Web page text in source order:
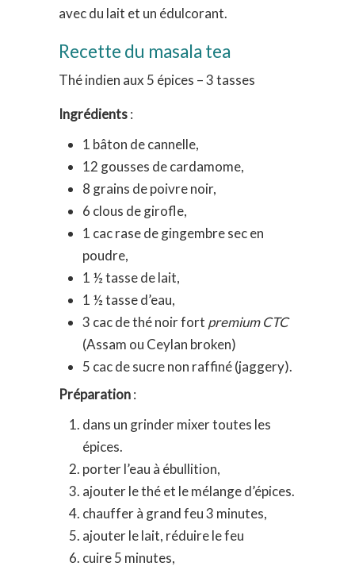
avec du lait et un édulcorant.
Recette du masala tea
Thé indien aux 5 épices – 3 tasses
Ingrédients:
1 bâton de cannelle,
12 gousses de cardamome,
8 grains de poivre noir,
6 clous de girofle,
1 cac rase de gingembre sec en
poudre,
1 ½ tasse de lait,
1 ½ tasse d’eau,
3 cac de thé noir fort premium CTC
(Assam ou Ceylan broken)
5 cac de sucre non raffiné (jaggery).
Préparation:
dans un grinder mixer toutes les
épices.
porter l’eau à ébullition,
ajouter le thé et le mélange d’épices.
chauffer à grand feu 3 minutes,
ajouter le lait, réduire le feu
cuire 5 minutes,